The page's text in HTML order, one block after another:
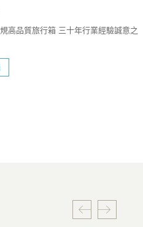
高品質旅行箱 三十年行業經驗誠意之